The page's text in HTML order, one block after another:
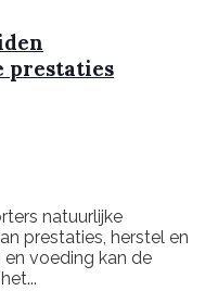
prestaties
natuurlijke
prestaties, herstel en
voeding kan de